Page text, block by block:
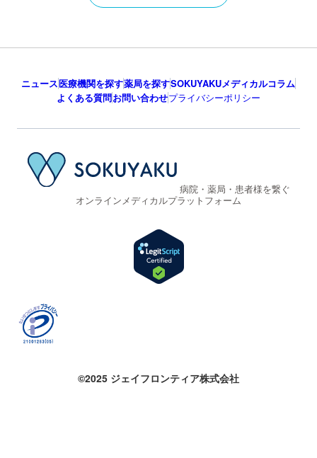
ニュース医療機関を探す薬局を探すSOKUYAKUメディカルコラム
よくある質問お問い合わせプライバシーポリシー
病院・薬局・患者様を繋ぐ
オンラインメディカルプラットフォーム
©2025 ジェイフロンティア株式会社